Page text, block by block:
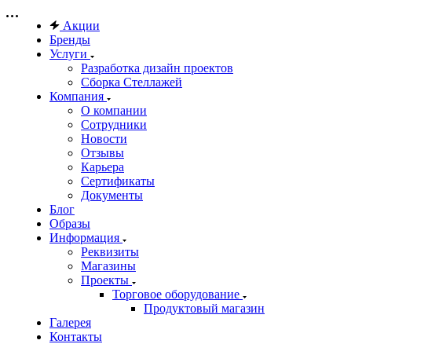
Акции
Бренды
Услуги
Разработка дизайн проектов
Сборка Стеллажей
Компания
О компании
Сотрудники
Новости
Отзывы
Карьера
Сертификаты
Документы
Блог
Образы
Информация
Реквизиты
Магазины
Проекты
Торговое оборудование
Продуктовый магазин
Галерея
Контакты